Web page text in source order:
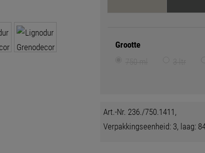
Grootte
Art.-Nr. 236./750.1411,
Verpakkingseenheid: 3, laag: